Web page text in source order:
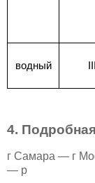
водный
4.
г Самара — г
— р